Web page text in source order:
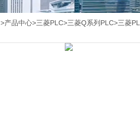
>产品中心>三菱PLC>三菱Q系列PLC>三菱